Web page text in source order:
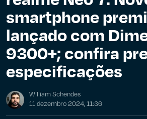
smartphone
lançado com
9300+; confira
especificações
William Schendes
11 dezembro 2024, 11:36